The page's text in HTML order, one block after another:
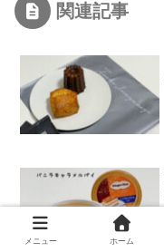
関連記事
メニュー ホーム